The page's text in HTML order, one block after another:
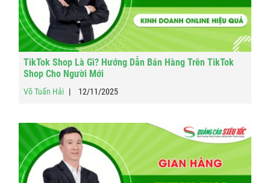
TikTok Shop Là Gì? Hướng Dẫn Bán Hàng Trên TikTok
Shop Cho Người Mới
Võ Tuấn Hải 12/11/2025